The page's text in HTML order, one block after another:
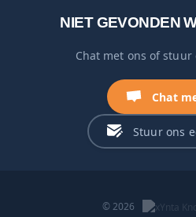
NIET GEVONDEN
Chat met ons of stuur
Chat
Stuur ons
© 2026